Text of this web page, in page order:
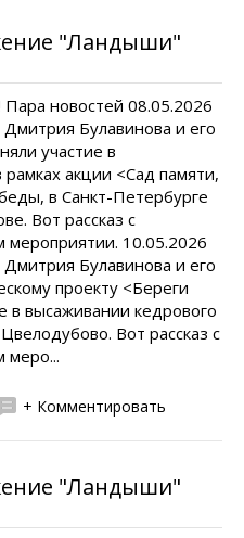
"Ландыши"
Пара новостей 08.05.2026
Булавинова и его
участие в
акции <Сад памяти,
в Санкт-Петербурге
Вот рассказ с
10.05.2026
Булавинова и его
проекту <Береги
в высаживании кедрового
Вот рассказ с
меро...
+ Комментировать
"Ландыши"